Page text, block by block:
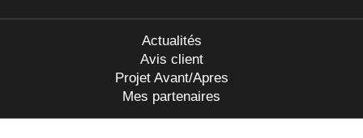
Actualités
Avis client
Projet Avant/Apres
Mes partenaires